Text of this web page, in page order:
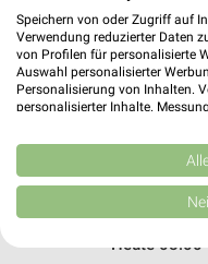
60439
Heute
422,11 km
A.T.U
63071
Heute
Speichern von oder Zugriff auf
Verwendung reduzierter Daten
von Profilen für personalisierte
Auswahl personalisierter
Personalisierung von Inhalten.
personalisierter Inhalte.
Kombinationen von Daten aus
Verbesserung der Angebote.
von Inhalten.
Daten können außerhalb der
Website/App.